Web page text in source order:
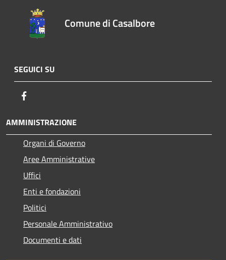
Comune di Casalbore
SEGUICI SU
AMMINISTRAZIONE
Organi di Governo
Aree Amministrative
Uffici
Enti e fondazioni
Politici
Personale Amministrativo
Documenti e dati